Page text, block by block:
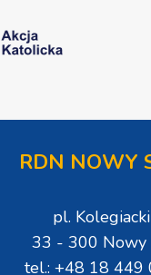
RDN NOWY
pl.
33 - 300 Nowy
tel.: +48 18 449